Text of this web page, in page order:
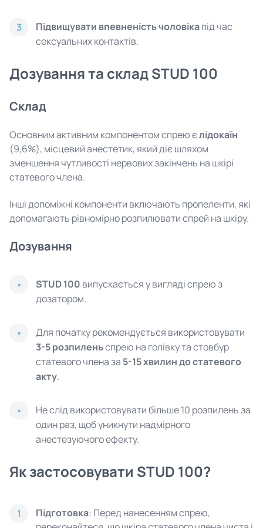
3 Підвищувати впевненість чоловікапід час
сексуальних контактів.
Дозування та склад STUD 100
Склад
Основним активним компонентом спрею єлідокаїн
(9,6%), місцевий анестетик, який діє шляхом
зменшення чутливості нервових закінчень на шкірі
статевого члена.
Інші допоміжні компоненти включають пропеленти, які
допомагають рівномірно розпилювати спрей на шкіру.
Дозування
STUD 100 випускається у вигляді спрею з
дозатором.
Для початку рекомендується використовувати
3-5 розпиленьспрею на голівку та стовбур
статевого члена за 5-15 хвилин до статевого
акту.
Не слід використовувати більше 10 розпилень за
один раз, щоб уникнути надмірного
анестезуючого ефекту.
Як застосовувати STUD 100?
1 Підготовка: Перед нанесенням спрею,